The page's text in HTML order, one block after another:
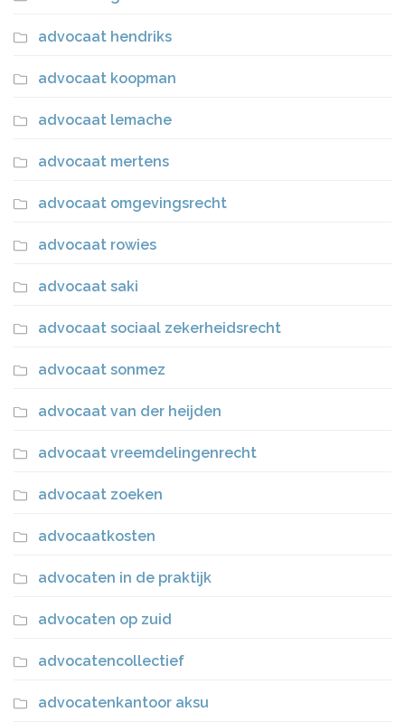
advocaat hendriks
advocaat koopman
advocaat lemache
advocaat mertens
advocaat omgevingsrecht
advocaat rowies
advocaat saki
advocaat sociaal zekerheidsrecht
advocaat sonmez
advocaat van der heijden
advocaat vreemdelingenrecht
advocaat zoeken
advocaatkosten
advocaten in de praktijk
advocaten op zuid
advocatencollectief
advocatenkantoor aksu